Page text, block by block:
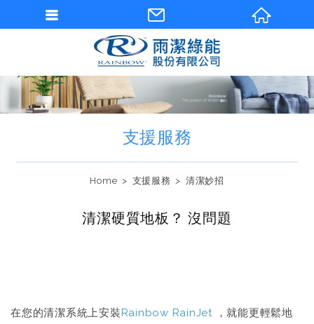
支援服務
Home 支援服務 清潔妙招
清潔硬質地板？ 沒問題
在您的清潔系統上安裝Rainbow RainJet，就能更輕鬆地